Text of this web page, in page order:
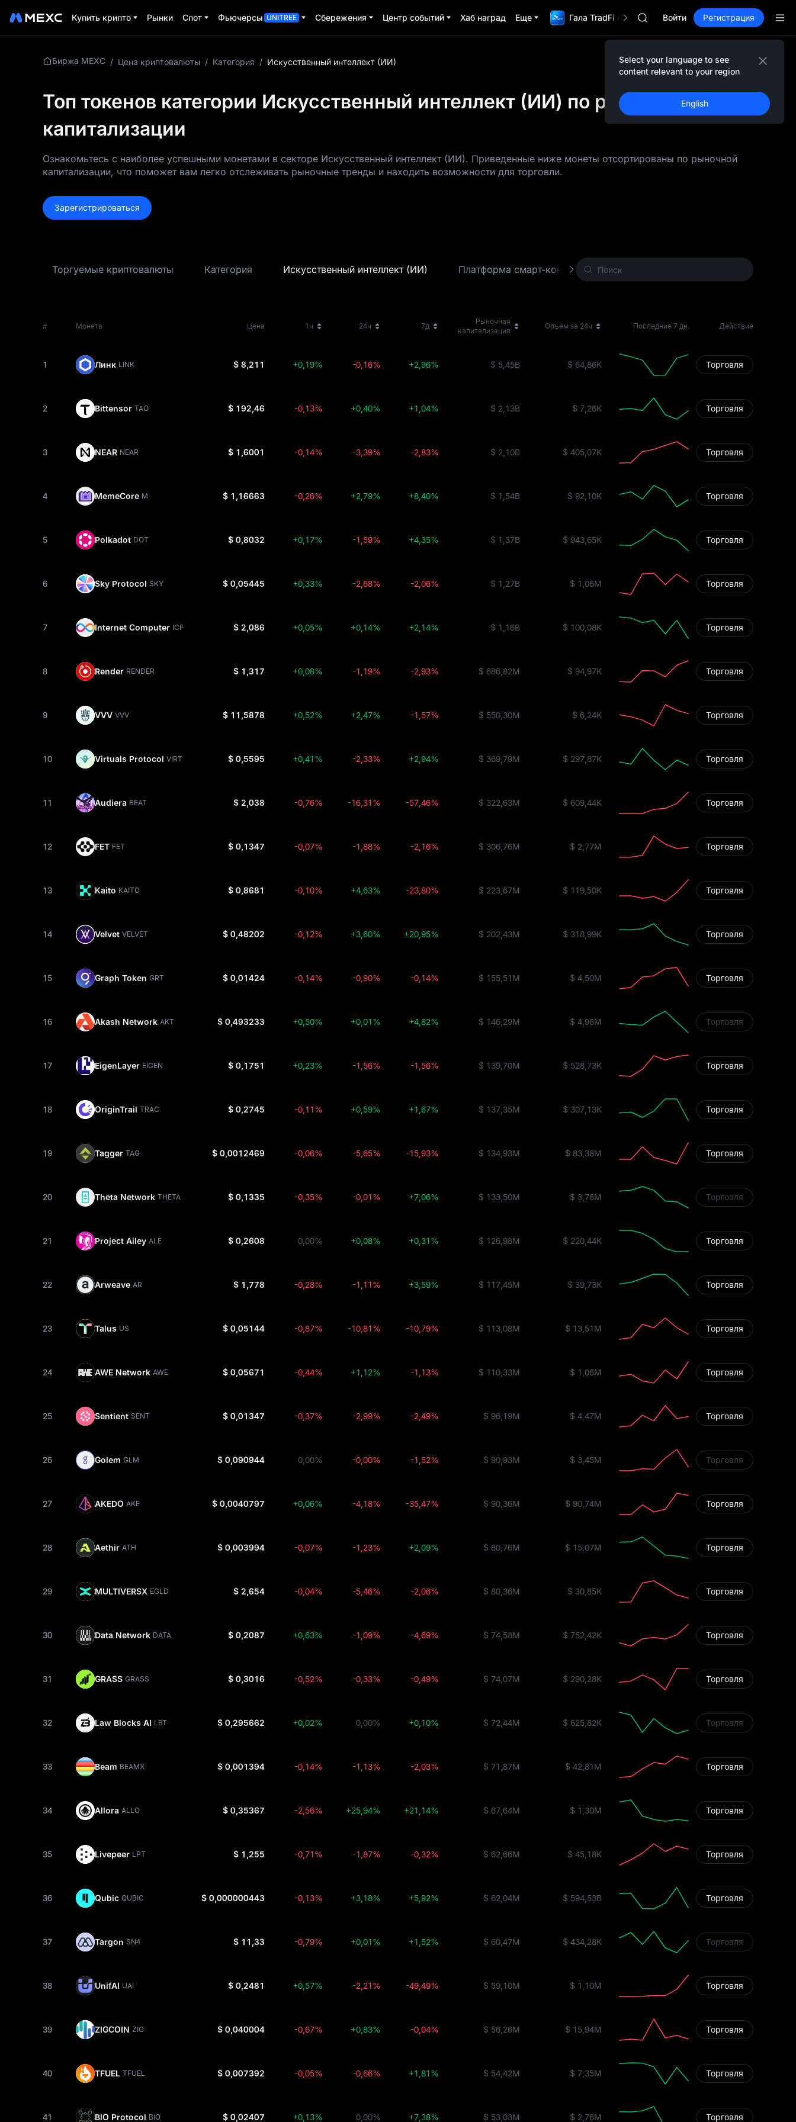
Купить крипто Рынки Спот Фьючерсы UNITREE Сбережения Центр событий Хаб наград Еще Гала TradFi с 1 000 000$
AAOI
Подписка на рынок UNITREE STAR
SPCX растет после локапа
GOLD(XAU)
Подписка на рынок UNITREE STAR
SPCX растет после локапа
Войти Регистрация
Select your language to see
content relevant to your region
English
Биржа MEXC / Цена криптовалюты / Категория / Искусственный интеллект (ИИ)
Топ токенов категории Искусственный интеллект (ИИ) по рыночной
капитализации
Ознакомьтесь с наиболее успешными монетами в секторе Искусственный интеллект (ИИ). Приведенные ниже монеты отсортированы по рыночной
капитализации, что поможет вам легко отслеживать рыночные тренды и находить возможности для торговли.
Зарегистрироваться
Торгуемые криптовалюты Категория Искусственный интеллект (ИИ) Платформа смарт-контрактов
# Монета Цена 1ч 24ч 7д
Рыночная
капитализация
Объем за 24ч Последние 7 дн. Действие
1 Линк LINK $ 8,211 +0,19% -0,16% +2,96% $ 5,45B $ 64,86K Торговля
2 Bittensor TAO $ 192,46 -0,13% +0,40% +1,04% $ 2,13B $ 7,26K Торговля
3 NEAR NEAR $ 1,6001 -0,14% -3,39% -2,83% $ 2,10B $ 405,07K Торговля
4 MemeCore M $ 1,16663 -0,26% +2,79% +8,40% $ 1,54B $ 92,10K Торговля
5 Polkadot DOT $ 0,8032 +0,17% -1,59% +4,35% $ 1,37B $ 943,65K Торговля
6 Sky Protocol SKY $ 0,05445 +0,33% -2,68% -2,06% $ 1,27B $ 1,06M Торговля
7 Internet Computer ICP $ 2,086 +0,05% +0,14% +2,14% $ 1,16B $ 100,08K Торговля
8 Render RENDER $ 1,317 +0,08% -1,19% -2,93% $ 686,82M $ 94,97K Торговля
9 VVV VVV $ 11,5878 +0,52% +2,47% -1,57% $ 550,30M $ 6,24K Торговля
10 Virtuals Protocol VIRTUAL $ 0,5595 +0,41% -2,33% +2,94% $ 369,79M $ 297,87K Торговля
11 Audiera BEAT $ 2,038 -0,76% -16,31% -57,46% $ 322,63M $ 609,44K Торговля
12 FET FET $ 0,1347 -0,07% -1,88% -2,16% $ 306,76M $ 2,77M Торговля
13 Kaito KAITO $ 0,8681 -0,10% +4,63% -23,80% $ 223,67M $ 119,50K Торговля
14 Velvet VELVET $ 0,48202 -0,12% +3,60% +20,95% $ 202,43M $ 318,99K Торговля
15 Graph Token GRT $ 0,01424 -0,14% -0,90% -0,14% $ 155,51M $ 4,50M Торговля
16 Akash Network AKT $ 0,493233 +0,50% +0,01% +4,82% $ 146,29M $ 4,96M Торговля
17 EigenLayer EIGEN $ 0,1751 +0,23% -1,56% -1,56% $ 139,70M $ 528,73K Торговля
18 OriginTrail TRAC $ 0,2745 -0,11% +0,59% +1,67% $ 137,35M $ 307,13K Торговля
19 Tagger TAG $ 0,0012469 -0,06% -5,65% -15,93% $ 134,93M $ 83,38M Торговля
20 Theta Network THETA $ 0,1335 -0,35% -0,01% +7,06% $ 133,50M $ 3,76M Торговля
21 Project Ailey ALE $ 0,2608 0,00% +0,08% +0,31% $ 126,98M $ 220,44K Торговля
22 Arweave AR $ 1,778 -0,28% -1,11% +3,59% $ 117,45M $ 39,73K Торговля
23 Talus US $ 0,05144 -0,87% -10,81% -10,79% $ 113,08M $ 13,51M Торговля
24 AWE Network AWE $ 0,05671 -0,44% +1,12% -1,13% $ 110,33M $ 1,06M Торговля
25 Sentient SENT $ 0,01347 -0,37% -2,99% -2,49% $ 96,19M $ 4,47M Торговля
26 Golem GLM $ 0,090944 0,00% -0,00% -1,52% $ 90,93M $ 3,45M Торговля
27 AKEDO AKE $ 0,0040797 +0,06% -4,18% -35,47% $ 90,36M $ 90,74M Торговля
28 Aethir ATH $ 0,003994 -0,07% -1,23% +2,09% $ 80,76M $ 15,07M Торговля
29 MULTIVERSX EGLD $ 2,654 -0,04% -5,46% -2,06% $ 80,36M $ 30,85K Торговля
30 Data Network DATA $ 0,2087 +0,63% -1,09% -4,69% $ 74,58M $ 752,42K Торговля
31 GRASS GRASS $ 0,3016 -0,52% -0,33% -0,49% $ 74,07M $ 290,28K Торговля
32 Law Blocks AI LBT $ 0,295662 +0,02% 0,00% +0,10% $ 72,44M $ 625,82K Торговля
33 Beam BEAMX $ 0,001394 -0,14% -1,13% -2,03% $ 71,87M $ 42,81M Торговля
34 Allora ALLO $ 0,35367 -2,56% +25,94% +21,14% $ 67,64M $ 1,30M Торговля
35 Livepeer LPT $ 1,255 -0,71% -1,87% -0,32% $ 62,66M $ 45,18K Торговля
36 Qubic QUBIC $ 0,000000443 -0,13% +3,18% +5,92% $ 62,04M $ 594,53B Торговля
37 Targon SN4 $ 11,33 -0,79% +0,01% +1,52% $ 60,47M $ 434,28K Торговля
38 UnifAI UAI $ 0,2481 +0,57% -2,21% -49,49% $ 59,10M $ 1,10M Торговля
39 ZIGCOIN ZIG $ 0,040004 -0,67% +0,83% -0,04% $ 56,26M $ 15,94M Торговля
40 TFUEL TFUEL $ 0,007392 -0,05% -0,66% +1,81% $ 54,42M $ 7,35M Торговля
41 BIO Protocol BIO $ 0,02407 +0,13% 0,00% +7,38% $ 53,03M $ 2,76M Торговля